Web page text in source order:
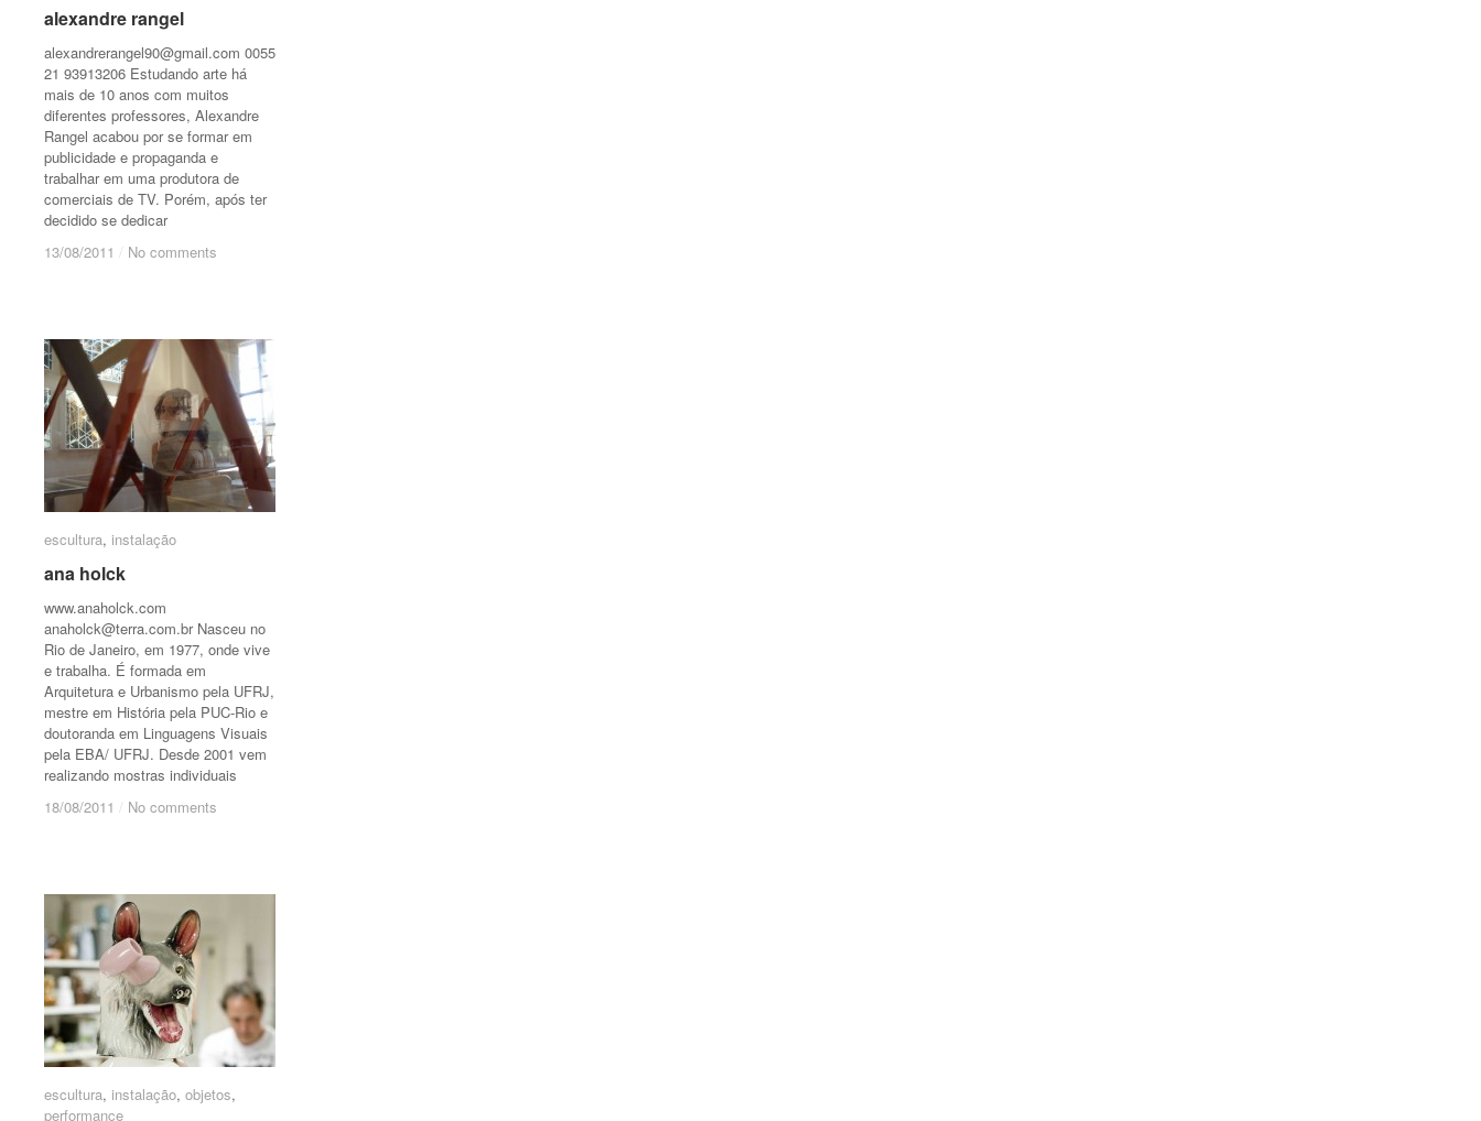
alexandre rangel
alexandrerangel90@gmail.com 0055
21 93913206 Estudando arte há
mais de 10 anos com muitos
diferentes professores, Alexandre
Rangel acabou por se formar em
publicidade e propaganda e
trabalhar em uma produtora de
comerciais de TV. Porém, após ter
decidido se dedicar
13/08/2011 / No comments
alexandre rangel
13/08/2011 / No comments
escultura, instalação
ana holck
www.anaholck.com
anaholck@terra.com.brNasceu no
Rio de Janeiro, em 1977, onde vive
e trabalha. É formada em
Arquitetura e Urbanismo pela UFRJ,
mestre em História pela PUC-Rio e
doutoranda em Linguagens Visuais
pela EBA/ UFRJ. Desde 2001 vem
realizando mostras individuais
18/08/2011 / No comments
escultura instalação
ana holck
18/08/2011 / No comments
escultura, instalação, objetos,
performance
escultura instalação objetos
performance